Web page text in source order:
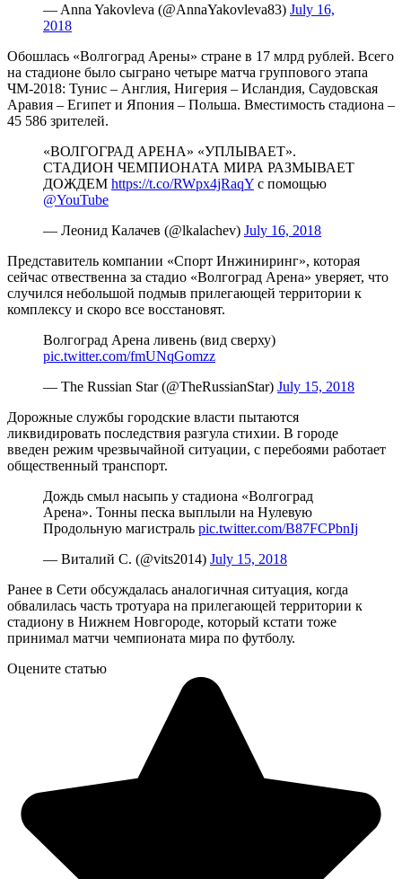
— Anna Yakovleva (@AnnaYakovleva83) July 16,
2018
Обошлась «Волгоград Арены» стране в 17 млрд рублей. Всего
на стадионе было сыграно четыре матча группового этапа
ЧМ-2018: Тунис – Англия, Нигерия – Исландия, Саудовская
Аравия – Египет и Япония – Польша. Вместимость стадиона –
45 586 зрителей.
«ВОЛГОГРАД АРЕНА» «УПЛЫВАЕТ».
СТАДИОН ЧЕМПИОНАТА МИРА РАЗМЫВАЕТ
ДОЖДЕМ https://t.co/RWpx4jRaqY с помощью
@YouTube
— Леонид Калачев (@lkalachev) July 16, 2018
Представитель компании «Спорт Инжиниринг», которая
сейчас отвественна за стадио «Волгоград Арена» уверяет, что
случился небольшой подмыв прилегающей территории к
комплексу и скоро все восстановят.
Волгоград Арена ливень (вид сверху)
pic.twitter.com/fmUNqGomzz
— The Russian Star (@TheRussianStar) July 15, 2018
Дорожные службы городские власти пытаются
ликвидировать последствия разгула стихии. В городе
введен режим чрезвычайной ситуации, с перебоями работает
общественный транспорт.
Дождь смыл насыпь у стадиона «Волгоград
Арена». Тонны песка выплыли на Нулевую
Продольную магистраль pic.twitter.com/B87FCPbnIj
— Виталий С. (@vits2014) July 15, 2018
Ранее в Сети обсуждалась аналогичная ситуация, когда
обвалилась часть тротуара на прилегающей территории к
стадиону в Нижнем Новгороде, который кстати тоже
принимал матчи чемпионата мира по футболу.
Оцените статью